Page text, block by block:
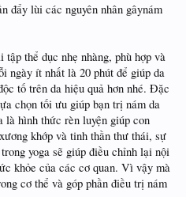
đẩy lùi các nguyên nhân gâynám
thể dục nhẹ nhàng, phù hợp và
ngày ít nhất là 20 phút để giúp da
tố trên da hiệu quả hơn nhé. Đặc
chọn tối ưu giúp bạn trị nám da
là hình thức rèn luyện giúp con
khớp và tinh thần thư thái, sự
yoga sẽ giúp điều chỉnh lại nội
khỏe của các cơ quan. Vì vậy mà
cơ thể và góp phần điều trị nám